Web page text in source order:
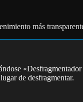
más
de desfragmentar.